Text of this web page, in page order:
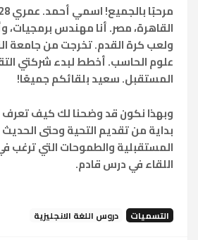
القاهرة، مصر. أنا مهندس برمجيات،
ولعب كرة القدم. تخرجت من جامعة
علوم الحاسب. أخطط لبدء شركتي
المستقبل. سعيد بلقائكم جميعًا!
وبهذا نكون قد وضحنا لك كيف تعرف
بداية من تقديم التحية وحتى
المستقبلية والطموحات التي ترغب
اللقاء في درس قادم.
التسميات دروس اللغة الانجليزية